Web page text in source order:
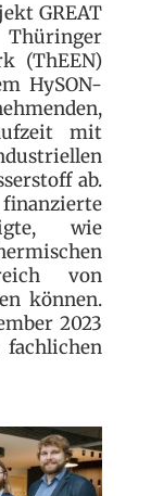
GREAT
(ThEEN)
HySON-
mit
ab.
wie
von
können.
2023